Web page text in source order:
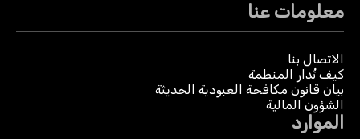
معلومات عنا
الاتصال بنا
كيف تُدار المنظمة
بيان قانون مكافحة العبودية الحديثة
الشؤون المالية
الموارد